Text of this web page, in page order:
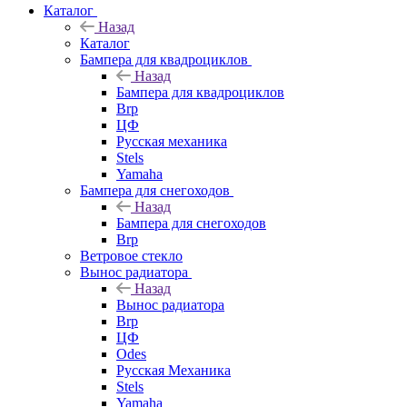
Каталог
Назад
Каталог
Бампера для квадроциклов
Назад
Бампера для квадроциклов
Brp
ЦФ
Русская механика
Stels
Yamaha
Бампера для снегоходов
Назад
Бампера для снегоходов
Brp
Ветровое стекло
Вынос радиатора
Назад
Вынос радиатора
Brp
ЦФ
Odes
Русская Механика
Stels
Yamaha